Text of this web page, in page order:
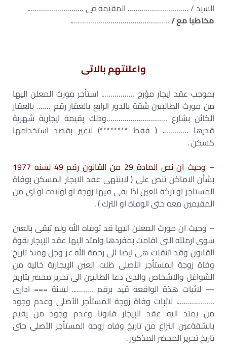
السيد / ………………………… المقيمة فى ……………………….
مخاطبا مع /………………………………………….
واعلنتهم بالاتى
بموجب عقد ايجار مؤرخ …………….. استأجر مورث المعلن اليها
من مورث الطالببين شقة بالدور الرابع بالعقار رقم ……. بالعقار
الكائن بشارع …………………………وذلك بقيمة ايجارية شهرية
قدرها …………. ( فقط ********) لاغير بقصد استخدامها
كسكن .
– وحيث ان نص المادة 29 من القانون رقم 49 لسنه 1977
بشأن الاماكن تنص على ( لاينتهى عقد الايجار المسكن بوفاة
المستاجر او تركة العين اذا بقى فيها زوجة او اولاده او اى من
المقيمين معه حتى الوفاة او الترك ) .
– وحيث ان مورث المعلن اليها قد توفاه الله ولم تبقى بالعين
سوى ارملته التى اقامت بمفردها وامتد اليها عقد الإيجار بقوة
القانون وقد اتنقلت هى ايضا الى رحمة الله عز وجل ومنذ تاريخ
وفاة زوجة المستأجر الأصلى ظلت العين الإيجارية خالية من
الشواغل والاشخاص والذى دعا الطالبين الى تحرير محضر بتاريخ
— لاثبات هذة الواقعة قيد برقم ……….. لسنة === ادارى
………………. لاثبات وفاة زوجة المستأجر الأصلى وعدم وجود
من يمتد اليه عقد الإيجار قانونا وعدم وجود من يقيم
بالشقةعين النزاع من تاريخ وفاه زوجة المستأجر الأصلى حتى
تاريخ تحرير المحضر المذكور .